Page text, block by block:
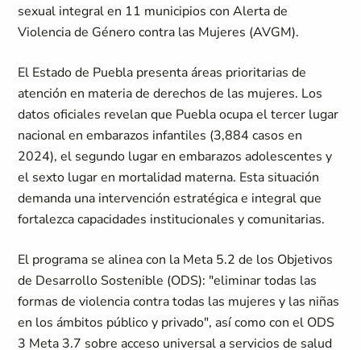
sexual integral en 11 municipios con Alerta de
Violencia de Género contra las Mujeres (AVGM).
El Estado de Puebla presenta áreas prioritarias de
atención en materia de derechos de las mujeres. Los
datos oficiales revelan que Puebla ocupa el tercer lugar
nacional en embarazos infantiles (3,884 casos en
2024), el segundo lugar en embarazos adolescentes y
el sexto lugar en mortalidad materna. Esta situación
demanda una intervención estratégica e integral que
fortalezca capacidades institucionales y comunitarias.
El programa se alinea con la Meta 5.2 de los Objetivos
de Desarrollo Sostenible (ODS): "eliminar todas las
formas de violencia contra todas las mujeres y las niñas
en los ámbitos público y privado", así como con el ODS
3 Meta 3.7 sobre acceso universal a servicios de salud